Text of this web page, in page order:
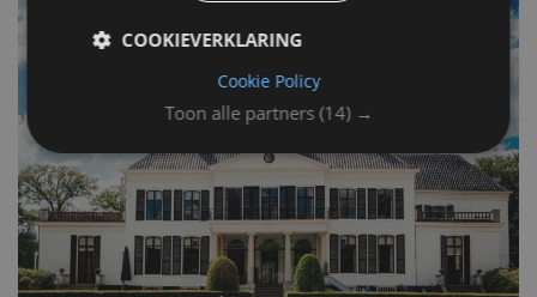
Toon alle partners (14) →
COOKIEVERKLARING
Cookie Policy